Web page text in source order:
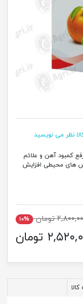
نظر می نویسید
رفع کمبود آهن و علائم
های محیطی افزایش
تومان ۱۰%
تومان
کالا